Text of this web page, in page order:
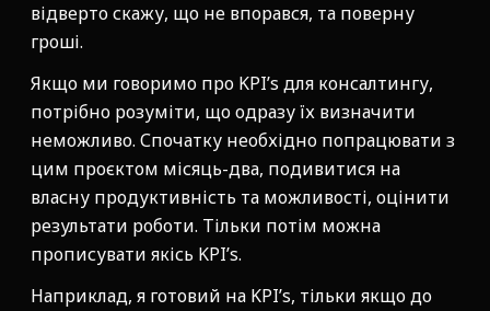
відверто скажу, що не впорався, та поверну
гроші.
Якщо ми говоримо про KPI’s для консалтингу,
потрібно розуміти, що одразу їх визначити
неможливо. Спочатку необхідно попрацювати з
цим проєктом місяць-два, подивитися на
власну продуктивність та можливості, оцінити
результати роботи. Тільки потім можна
прописувати якісь KPI’s.
Наприклад, я готовий на KPI’s, тільки якщо до